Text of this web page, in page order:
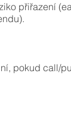
přiřazení
pokud call/